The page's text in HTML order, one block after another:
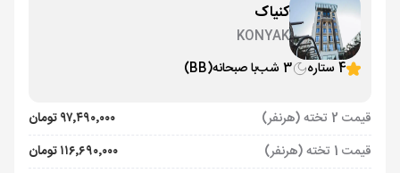
کنیاک
KONYAK
4 ستاره
3 شب با صبحانه(BB)
قیمت 2 تخته (هرنفر)
۹۷٬۴۹۰٬۰۰۰ تومان
قیمت 1 تخته (هرنفر)
۱۱۶٬۶۹۰٬۰۰۰ تومان